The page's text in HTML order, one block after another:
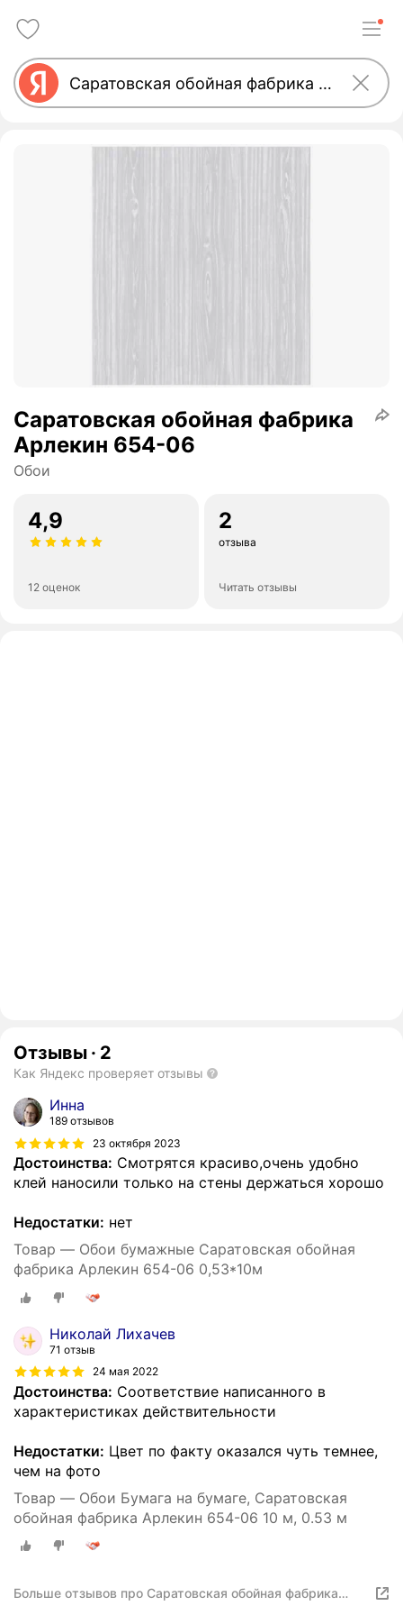
Саратовская обойная фабрика
Арлекин 654-06
Обои
4,9
12 оценок
2
отзыва
Читать отзывы
Отзывы · 2
Как Яндекс проверяет отзывы
Инна
189 отзывов
23 октября 2023
Достоинства: Смотрятся красиво,очень удобно
клей наносили только на стены держаться хорошо
Недостатки: нет
Товар — Обои бумажные Саратовская обойная
фабрика Арлекин 654-06 0,53*10м
Николай Лихачев
71 отзыв
24 мая 2022
Достоинства: Соответствие написанного в
характеристиках действительности
Недостатки: Цвет по факту оказался чуть темнее,
чем на фото
Товар — Обои Бумага на бумаге, Саратовская
обойная фабрика Арлекин 654-06 10 м, 0.53 м
Больше отзывов про Саратовская обойная фабрика